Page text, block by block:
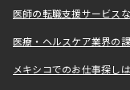
医師の転職支援サービス
医療・ヘルスケア業界の
メキシコでのお仕事探し